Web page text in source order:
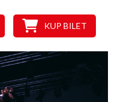
KUP BILET